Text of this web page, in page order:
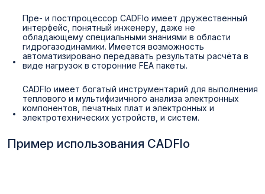
Пре- и постпроцессор CADFlo имеет дружественный
интерфейс, понятный инженеру, даже не
обладающему специальными знаниями в области
гидрогазодинамики. Имеется возможность
автоматизировано передавать результаты расчёта в
виде нагрузок в сторонние FEA пакеты.
CADFlo имеет богатый инструментарий для выполнения
теплового и мультифизичного анализа электронных
компонентов, печатных плат и электронных и
электротехнических устройств, и систем.
Пример использования CADFlo